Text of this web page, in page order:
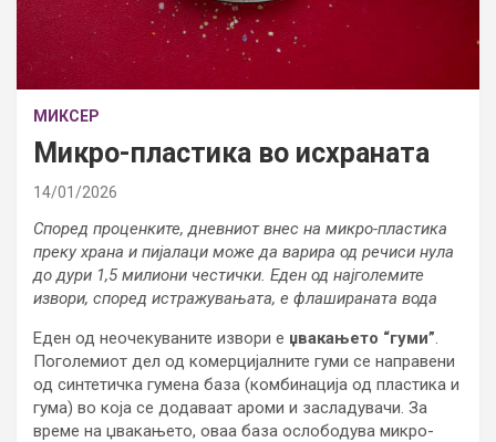
МИКСЕР
Mикро-пластика во исхраната
14/01/2026
Според проценките, дневниот внес на микро-пластика
преку храна и пијалаци може да варира од речиси нула
до дури 1,5 милиони честички. Еден од најголемите
извори, според истражувањата, е флашираната вода
Еден од неочекуваните извори е џвакањето “гуми”.
Поголемиот дел од комерцијалните гуми се направени
од синтетичка гумена база (комбинација од пластика и
гума) во која се додаваат ароми и засладувачи. За
време на џвакањето, оваа база ослободува микро-